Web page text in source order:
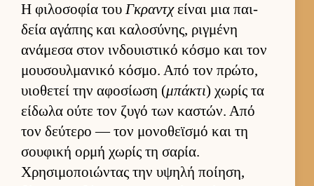
Η φιλοσοφία του Γκραντχεί­ναι μια παι­
δεία αγάπης και καλοσύνης, ριγ­μένη
ανάμεσα στον ιν­δουι­στικό κόσμο και τον
μου­σουλ­μανικό κόσμο. Από τον πρώτο,
υιο­θετεί την αφοσίωση (μπάκτι) χωρίς τα
εί­δωλα ούτε τον ζυγό των καστών. Από
τον δεύ­τερο — τον μονοθεϊσμό και τη
σου­φική ορμή χωρίς τη σαρία.
Χρησιμοποιώντας την υψηλή ποί­ηση,